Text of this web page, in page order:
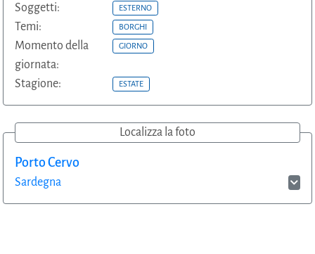
Soggetti: ESTERNO
Temi: BORGHI
Momento della
giornata:
GIORNO
Stagione: ESTATE
Localizza la foto
Porto Cervo
Sardegna